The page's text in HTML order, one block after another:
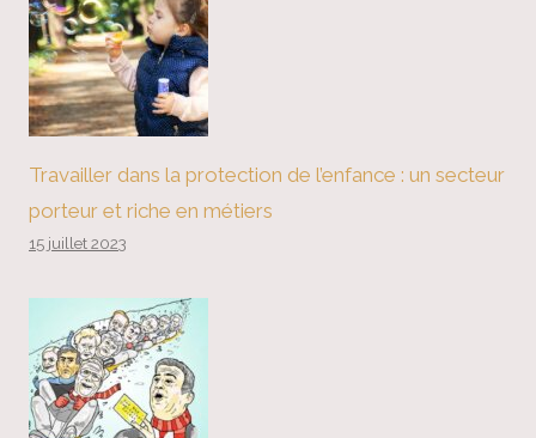
Travailler dans la protection de l’enfance : un secteur
porteur et riche en métiers
15 juillet 2023